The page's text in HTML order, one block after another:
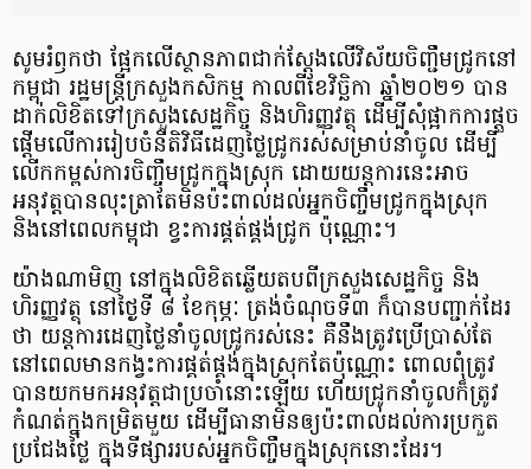
សូម​រំឭក​ថា ផ្អែក​លើ​ស្ថានភាព​ជាក់ស្ដែង​លើ​វិស័យ​ចិ​ញ្ជឹ​ម​ជ្រូក​នៅ​
កម្ពុជា រដ្ឋមន្ត្រី​ក្រសួងកសិកម្ម កាលពី​ខែវិច្ឆិកា ឆ្នាំ​២០២១ បាន​
ដាក់​លិខិត​ទៅ​ក្រសួង​សេដ្ឋកិច្ច និង​ហិរញ្ញវត្ថុ ដើម្បី​សុំ​ផ្អាក​ការ​ផ្តួច
ផ្ដើម​លើ​ការ​រៀបចំ​នីតិវិធី​ដេញថ្លៃ​ជ្រូក​រស់​សម្រាប់​នាំ​ចូល ដើម្បី​
លើកកម្ពស់​ការ​ចិញ្ចឹម​ជ្រូក​ក្នុងស្រុក ដោយ​យន្តការ​នេះ​អាច​
អនុវត្ត​បាន​លុះត្រាតែ​មិន​ប៉ះពាល់​ដល់​អ្នក​ចិញ្ចឹម​ជ្រូក​ក្នុងស្រុក
និង​នៅ​ពេល​កម្ពុជា ខ្វះ​ការ​ផ្គត់ផ្គង់​ជ្រូក ប៉ុណ្ណោះ​។
យ៉ាងណាមិញ នៅ​ក្នុង​លិខិត​ឆ្លើយ​តប​ពី​ក្រសួង​សេដ្ឋកិច្ច និង​
ហិរញ្ញវត្ថុ នៅ​ថ្ងៃ​ទី ៨ ខែកុម្ភៈ ត្រង់​ចំណុច​ទី​៣ ក៏​បាន​បញ្ជាក់​ដែរ​
ថា យន្ដការ​ដេញថ្លៃ​នាំ​ចូល​ជ្រូក​រស់​នេះ គឺ​នឹង​ត្រូវ​ប្រើប្រាស់​តែ​
នៅ​ពេល​មាន​កង្វះ​ការ​ផ្គត់ផ្គង់​ក្នុងស្រុក​តែ​ប៉ុណ្ណោះ ពោល​ពុំ​ត្រូវ​
បាន​យក​មក​អនុវត្ត​ជា​ប្រចាំ​នោះ​ឡើយ ហើយ​ជ្រូក​នាំ​ចូល​ក៏​ត្រូវ​
កំណត់​ក្នុង​កម្រិត​មួយ ដើម្បី​ធានា​មិន​ឲ្យ​ប៉ះពាល់​ដល់​ការ​ប្រកួត
ប្រជែង​ថ្លៃ ក្នុង​ទីផ្សារ​របស់​អ្នក​ចិញ្ចឹម​ក្នុងស្រុក​នោះ​ដែរ​។